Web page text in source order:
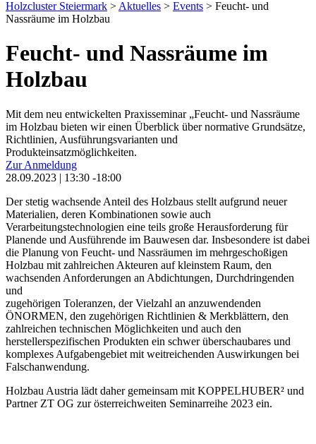
Holzcluster Steiermark > Aktuelles > Events > Feucht- und
Nassräume im Holzbau
Feucht- und Nassräume im
Holzbau
Mit dem neu entwickelten Praxisseminar „Feucht- und Nassräume
im Holzbau bieten wir einen Überblick über normative Grundsätze,
Richtlinien, Ausführungsvarianten und
Produkteinsatzmöglichkeiten.
Zur Anmeldung
28.09.2023 | 13:30 -18:00
Der stetig wachsende Anteil des Holzbaus stellt aufgrund neuer
Materialien, deren Kombinationen sowie auch
Verarbeitungstechnologien eine teils große Herausforderung für
Planende und Ausführende im Bauwesen dar. Insbesondere ist dabei
die Planung von Feucht- und Nassräumen im mehrgeschoßigen
Holzbau mit zahlreichen Akteuren auf kleinstem Raum, den
wachsenden Anforderungen an Abdichtungen, Durchdringenden
und
zugehörigen Toleranzen, der Vielzahl an anzuwendenden
ÖNORMEN, den zugehörigen Richtlinien & Merkblättern, den
zahlreichen technischen Möglichkeiten und auch den
herstellerspezifischen Produkten ein schwer überschaubares und
komplexes Aufgabengebiet mit weitreichenden Auswirkungen bei
Falschanwendung.
Holzbau Austria lädt daher gemeinsam mit KOPPELHUBER² und
Partner ZT OG zur österreichweiten Seminarreihe 2023 ein.